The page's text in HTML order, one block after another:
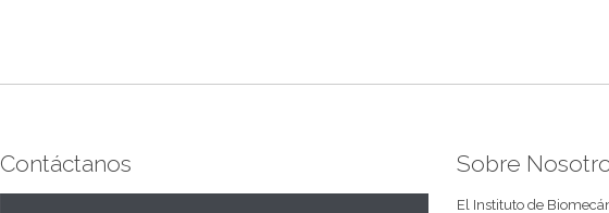
Contáctanos Sobre
El Instituto de